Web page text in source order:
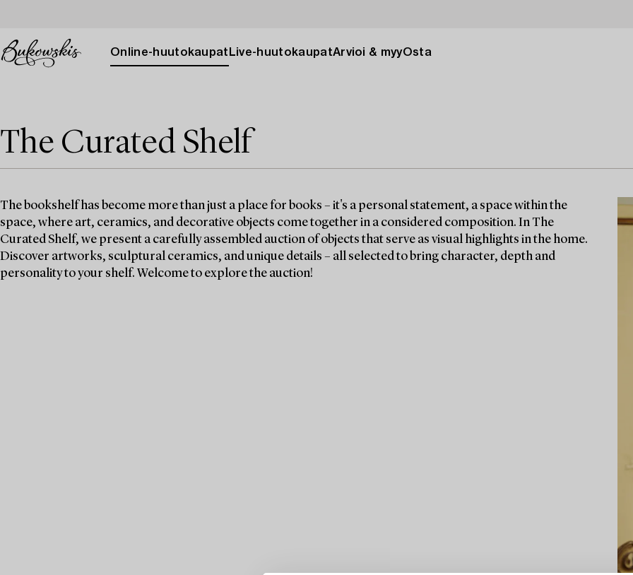
Online-huutokaupat Live-huutokaupatArvioi & myyOsta
The Curated Shelf
The bookshelf has become more than just a place for books – it's a personal statement, a space within the
space, where art, ceramics, and decorative objects come together in a considered composition. In The
Curated Shelf, we present a carefully assembled auction of objects that serve as visual highlights in the home.
Discover artworks, sculptural ceramics, and unique details – all selected to bring character, depth and
personality to your shelf. Welcome to explore the auction!